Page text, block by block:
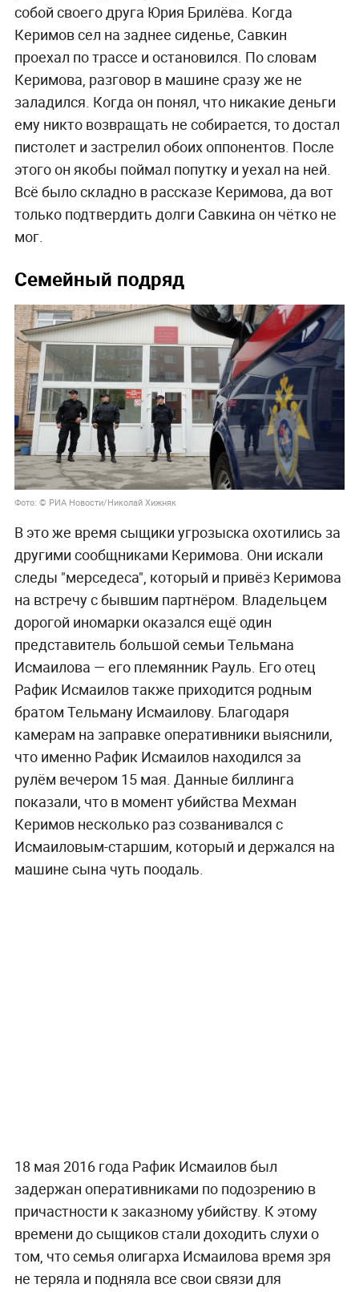
собой своего друга Юрия Брилёва. Когда
Керимов сел на заднее сиденье, Савкин
проехал по трассе и остановился. По словам
Керимова, разговор в машине сразу же не
заладился. Когда он понял, что никакие деньги
ему никто возвращать не собирается, то достал
пистолет и застрелил обоих оппонентов. После
этого он якобы поймал попутку и уехал на ней.
Всё было складно в рассказе Керимова, да вот
только подтвердить долги Савкина он чётко не
мог.
Семейный подряд
Фото: © РИА Новости/Николай Хижняк
В это же время сыщики угрозыска охотились за
другими сообщниками Керимова. Они искали
следы "мерседеса", который и привёз Керимова
на встречу с бывшим партнёром. Владельцем
дорогой иномарки оказался ещё один
представитель большой семьи Тельмана
Исмаилова — его племянник Рауль. Его отец
Рафик Исмаилов также приходится родным
братом Тельману Исмаилову. Благодаря
камерам на заправке оперативники выяснили,
что именно Рафик Исмаилов находился за
рулём вечером 15 мая. Данные биллинга
показали, что в момент убийства Мехман
Керимов несколько раз созванивался с
Исмаиловым-старшим, который и держался на
машине сына чуть поодаль.
18 мая 2016 года Рафик Исмаилов был
задержан оперативниками по подозрению в
причастности к заказному убийству. К этому
времени до сыщиков стали доходить слухи о
том, что семья олигарха Исмаилова время зря
не теряла и подняла все свои связи для